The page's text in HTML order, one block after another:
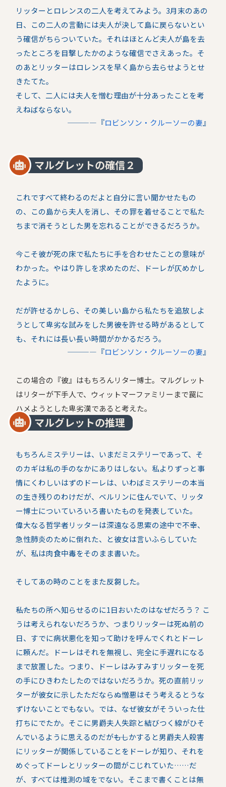
リッターとロレンスの二人を考えてみよう。3月末のあの
日、この二人の言動には夫人が決して島に戻らないとい
う確信がちらついていた。それはほとんど夫人が島を去
ったところを目撃したかのような確信でさえあった。そ
のあとリッターはロレンスを早く島から去らせようとせ
きたてた。
そして、二人には夫人を憎む理由が十分あったことを考
えねばならない。
――――『ロビンソン・クルーソーの妻』
マルグレットの確信２
これですべて終わるのだよと自分に言い聞かせたもの
の、この島から夫人を消し、その罪を着せることで私た
ちまで消そうとした男を忘れることができるだろうか。
今こそ彼が死の床で私たちに手を合わせたことの意味が
わかった。やはり許しを求めたのだ、ドーレが仄めかし
たように。
だが許せるかしら、その美しい島から私たちを追放しよ
うとして卑劣な試みをした男――彼を許せる時があるとして
も、それには長い長い時間がかかるだろう。
――――『ロビンソン・クルーソーの妻』
この場合の『彼』はもちろんリター博士。マルグレット
はリターが下手人で、ウィットマーファミリーまで罠に
ハメようとした卑劣漢であると考えた。
マルグレットの推理
もちろんミステリーは、いまだミステリーであって、そ
のカギは私の手のなかにありはしない。私よりずっと事
情にくわしいはずのドーレは、いわばミステリーの本当
の生き残りのわけだが、ベルリンに住んでいて、リッタ
ー博士についていろいろ書いたものを発表していた。
偉大なる哲学者リッターは深遠なる思索の途中で不幸、
急性肺炎のために倒れた、と彼女は言いふらしていた
が、私は肉食中毒をそのまま書いた。
そしてあの時のことをまた反芻した。
――私たちの所へ知らせるのに1日おいたのはなぜだろう？ こ
うは考えられないだろうか、つまりリッターは死ぬ前の
日、すでに病状悪化を知って助けを呼んでくれとドーレ
に頼んだ。ドーレはそれを無視し、完全に手遅れになる
まで放置した。つまり、ドーレはみすみすリッターを死
の手にひきわたしたのではないだろうか。死の直前リッ
ターが彼女に示したただならぬ憎悪はそう考えるとうな
ずけないことでもない。では、なぜ彼女がそういった仕
打ちにでたか。そこに男爵夫人失踪と結びつく線がひそ
んでいるように思えるのだが――もしかすると男爵夫人殺害
にリッターが関係していることをドーレが知り、それを
めぐってドーレとリッターの間がこじれていた……だ
が、すべては推測の域をでない。そこまで書くことは無